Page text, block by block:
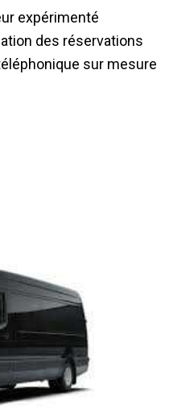
expérimenté
des réservations
sur mesure